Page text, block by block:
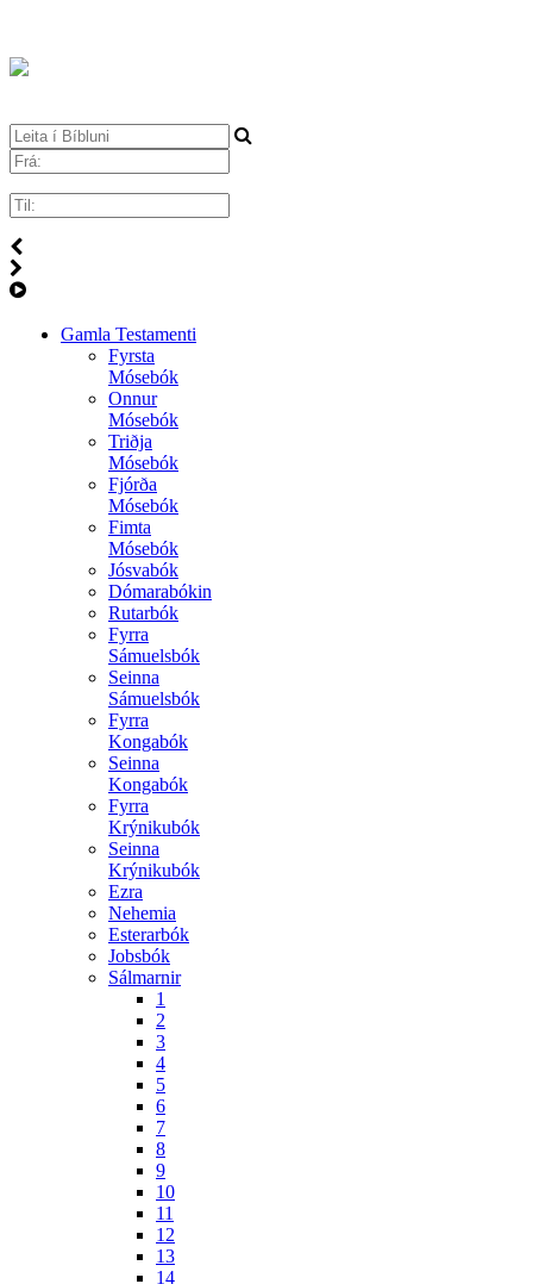
Gamla Testamenti
Fyrsta
Mósebók
Onnur
Mósebók
Triðja
Mósebók
Fjórða
Mósebók
Fimta
Mósebók
Jósvabók
Dómarabókin
Rutarbók
Fyrra
Sámuelsbók
Seinna
Sámuelsbók
Fyrra
Kongabók
Seinna
Kongabók
Fyrra
Krýnikubók
Seinna
Krýnikubók
Ezra
Nehemia
Esterarbók
Jobsbók
Sálmarnir
1
2
3
4
5
6
7
8
9
10
11
12
13
14